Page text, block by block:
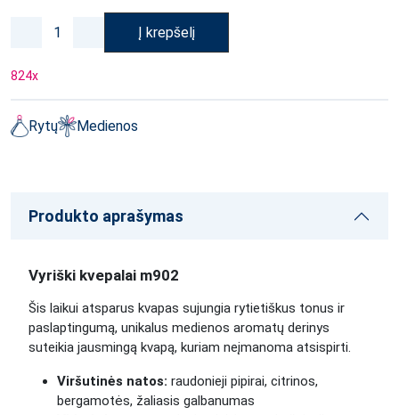
Į krepšelį
824x
Rytų Medienos
Produkto aprašymas
Vyriški kvepalai m902
Šis laikui atsparus kvapas sujungia rytietiškus tonus ir
paslaptingumą, unikalus medienos aromatų derinys
suteikia jausmingą kvapą, kuriam neįmanoma atsispirti.
Viršutinės natos: raudonieji pipirai, citrinos,
bergamotės, žaliasis galbanumas